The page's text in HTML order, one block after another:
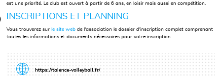
est une priorité. Le club est ouvert à partir de 6 ans, en loisir mais aussi en compétition.
INSCRIPTIONS ET PLANNING
Vous trouverez sur le site web de l'association le dossier d'inscription complet comprenant
toutes les informations et documents nécessaires pour votre inscription.
https://talence-volleyball.fr/